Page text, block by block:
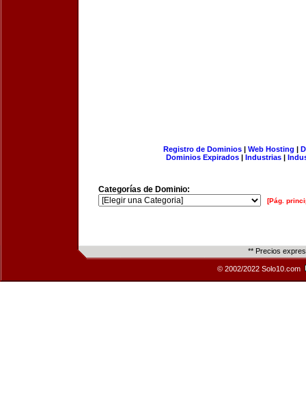
Registro de Dominios| Web Hosting |
Dominios Expirados | Industrias |
Categorías de Dominio:
[Pág.
** Precios
© 2002/2022 Solo10.com